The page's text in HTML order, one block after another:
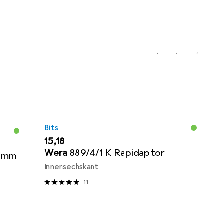
Bits
EUR
15,18
Wera 889/4/1 K Rapidaptor
Innensechskant
11